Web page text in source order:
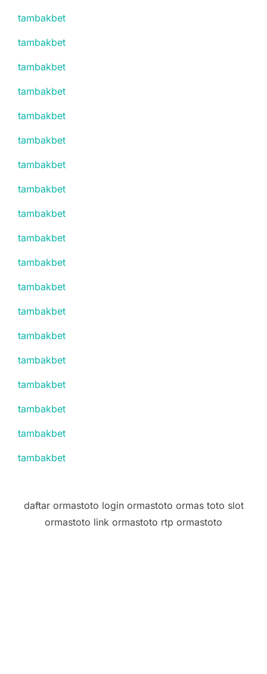
tambakbet
tambakbet
tambakbet
tambakbet
tambakbet
tambakbet
tambakbet
tambakbet
tambakbet
tambakbet
tambakbet
tambakbet
tambakbet
tambakbet
tambakbet
tambakbet
tambakbet
tambakbet
tambakbet
daftar ormastoto login ormastoto ormas toto slot
ormastoto link ormastoto rtp ormastoto